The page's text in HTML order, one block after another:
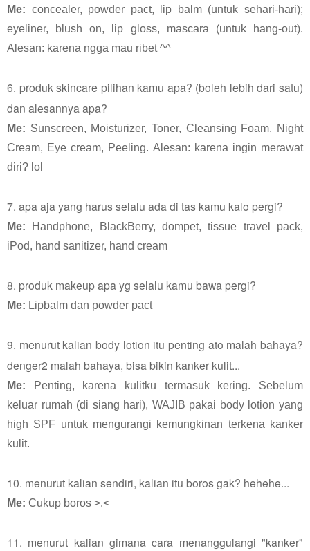
Me: concealer, powder pact, lip balm (untuk sehari-hari);
eyeliner, blush on, lip gloss, mascara (untuk hang-out).
Alesan: karena ngga mau ribet ^^
6. produk skincare pilihan kamu apa? (boleh lebih dari satu)
dan alesannya apa?
Me: Sunscreen, Moisturizer, Toner, Cleansing Foam, Night
Cream, Eye cream, Peeling. Alesan: karena ingin merawat
diri? lol
7. apa aja yang harus selalu ada di tas kamu kalo pergi?
Me: Handphone, BlackBerry, dompet, tissue travel pack,
iPod, hand sanitizer, hand cream
8. produk makeup apa yg selalu kamu bawa pergi?
Me: Lipbalm dan powder pact
9. menurut kalian body lotion itu penting ato malah bahaya?
denger2 malah bahaya, bisa bikin kanker kulit...
Me: Penting, karena kulitku termasuk kering. Sebelum
keluar rumah (di siang hari), WAJIB pakai body lotion yang
high SPF untuk mengurangi kemungkinan terkena kanker
kulit.
10. menurut kalian sendiri, kalian itu boros gak? hehehe...
Me: Cukup boros >.<
11. menurut kalian gimana cara menanggulangi "kanker"